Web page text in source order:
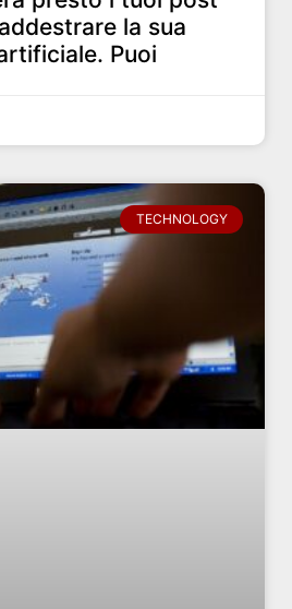
la sua
Puoi
TECHNOLOGY